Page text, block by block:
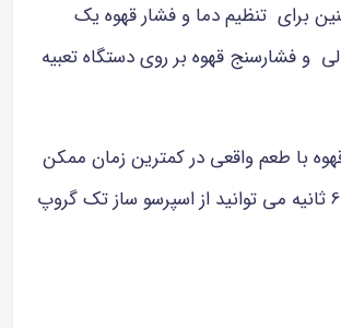
تنظیم دما و فشار قهوه یک
قهوه بر روی دستگاه تعبیه
طعم واقعی در کمترین زمان ممکن
30 تا 60 ثانیه می توانید از اسپرسو ساز تک گروپ